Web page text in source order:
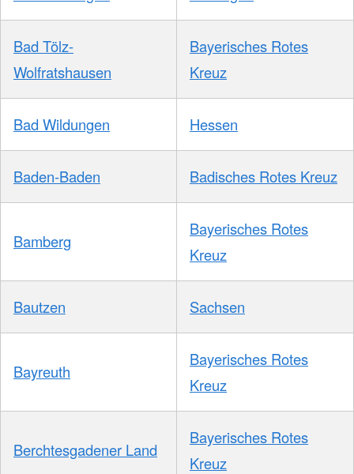
Bad Tölz-
Wolfratshausen
Bayerisches Rotes
Kreuz
Bad Wildungen Hessen
Baden-Baden Badisches Rotes Kreuz
Bamberg
Bayerisches Rotes
Kreuz
Bautzen Sachsen
Bayreuth
Bayerisches Rotes
Kreuz
Berchtesgadener Land
Bayerisches Rotes
Kreuz